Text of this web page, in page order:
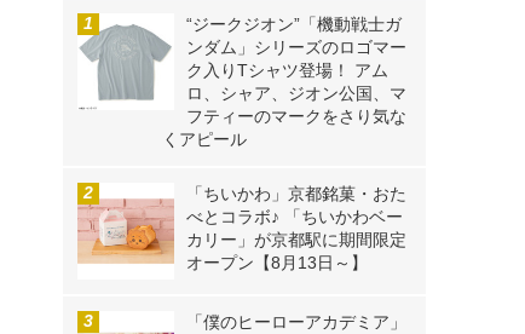
“ジークジオン”「機動戦士ガ
ンダム」シリーズのロゴマー
ク入りTシャツ登場！ アム
ロ、シャア、ジオン公国、マ
フティーのマークをさり気な
くアピール
「ちいかわ」京都銘菓・おた
べとコラボ♪ 「ちいかわベー
カリー」が京都駅に期間限定
オープン【8月13日～】
「僕のヒーローアカデミア」